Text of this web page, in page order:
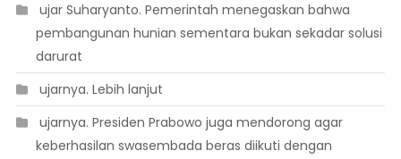
 ujar Suharyanto. Pemerintah menegaskan bahwa
pembangunan hunian sementara bukan sekadar solusi
darurat
 ujarnya. Lebih lanjut
 ujarnya. Presiden Prabowo juga mendorong agar
keberhasilan swasembada beras diikuti dengan